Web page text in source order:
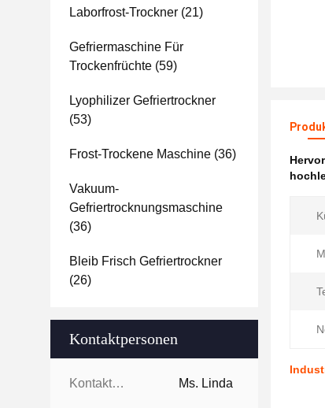
Laborfrost-Trockner (21)
Gefriermaschine Für
Trockenfrüchte (59)
Lyophilizer Gefriertrockner
(53)
Frost-Trockene Maschine (36)
Vakuum-
Gefriertrocknungsmaschine
(36)
Bleib Frisch Gefriertrockner
(26)
Kontaktpersonen
Kontaktpersonen: Ms. Linda